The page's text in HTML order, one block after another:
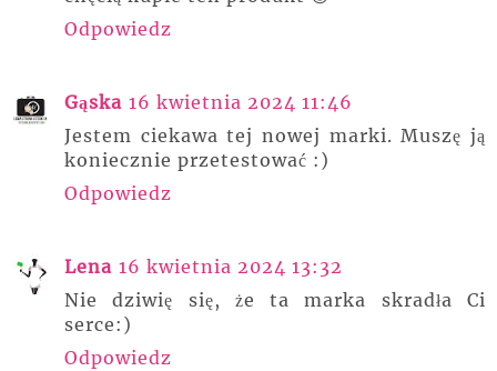
Odpowiedz
Gąska 16 kwietnia 2024 11:46
Jestem ciekawa tej nowej marki. Muszę ją
koniecznie przetestować :)
Odpowiedz
Lena 16 kwietnia 2024 13:32
Nie dziwię się, że ta marka skradła Ci
serce:)
Odpowiedz